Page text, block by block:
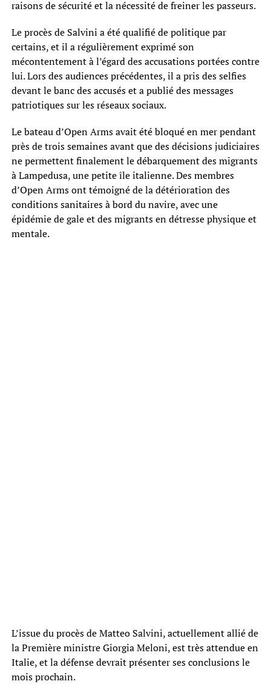
raisons de sécurité et la nécessité de freiner les passeurs.
Le procès de Salvini a été qualifié de politique par
certains, et il a régulièrement exprimé son
mécontentement à l’égard des accusations portées contre
lui. Lors des audiences précédentes, il a pris des selfies
devant le banc des accusés et a publié des messages
patriotiques sur les réseaux sociaux.
Le bateau d’Open Arms avait été bloqué en mer pendant
près de trois semaines avant que des décisions judiciaires
ne permettent finalement le débarquement des migrants
à Lampedusa, une petite île italienne. Des membres
d’Open Arms ont témoigné de la détérioration des
conditions sanitaires à bord du navire, avec une
épidémie de gale et des migrants en détresse physique et
mentale.
L’issue du procès de Matteo Salvini, actuellement allié de
la Première ministre Giorgia Meloni, est très attendue en
Italie, et la défense devrait présenter ses conclusions le
mois prochain.